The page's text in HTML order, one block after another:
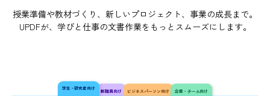
授業準備や教材づくり、新しいプロジェクト、事業の成長まで。
UPDFが、学びと仕事の文書作業をもっとスムーズにします。
学生・研究者向け 教職員向け ビジネスパーソン向け 企業・チーム向け